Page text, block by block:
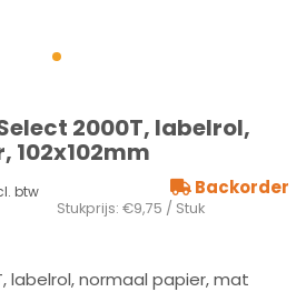
2000T, labelrol,
102x102mm
btw Backorder
Stukprijs: €9,75 / Stuk
labelrol, normaal papier, mat